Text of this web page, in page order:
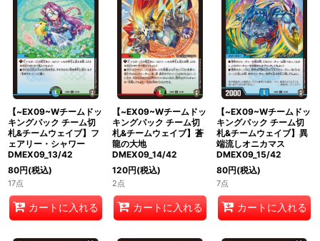
【~EX09~Wチームドッ
キングパック チーム切
札&チームウェイブ】フ
ェアリー・シャワー
DMEX09_13/42
80円(税込)
17点
カートに入れる
【~EX09~Wチームドッ
キングパック チーム切
札&チームウェイブ】蒼
龍の大地
DMEX09_14/42
120円(税込)
2点
カートに入れる
【~EX09~Wチームドッ
キングパック チーム切
札&チームウェイブ】異
端流しオニカマス
DMEX09_15/42
80円(税込)
7点
カートに入れる